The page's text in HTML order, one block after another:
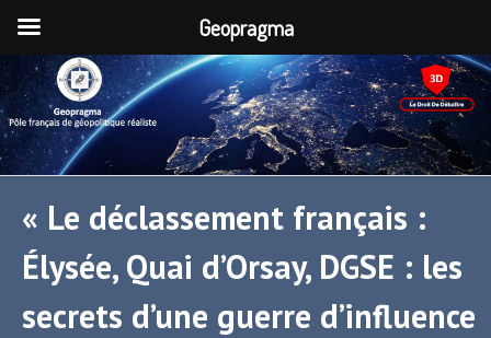
« Le déclassement français :
Élysée, Quai d’Orsay, DGSE : les
secrets d’une guerre d’influence
Geopragma